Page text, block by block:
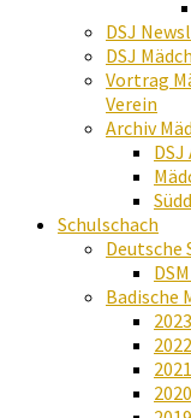
DSJ
DSJ
Vortrag
Verein
Archiv
Schulschach
Deutsche
Badische
2023
2022
2021
2020